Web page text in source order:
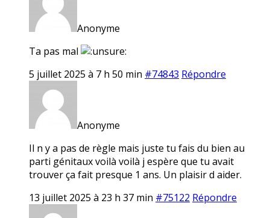
Anonyme
Ta pas mal
5 juillet 2025 à 7 h 50 min #74843 Répondre
Anonyme
Il n y a pas de règle mais juste tu fais du bien au
parti génitaux voilà voilà j espère que tu avait
trouver ça fait presque 1 ans. Un plaisir d aider.
13 juillet 2025 à 23 h 37 min #75122 Répondre